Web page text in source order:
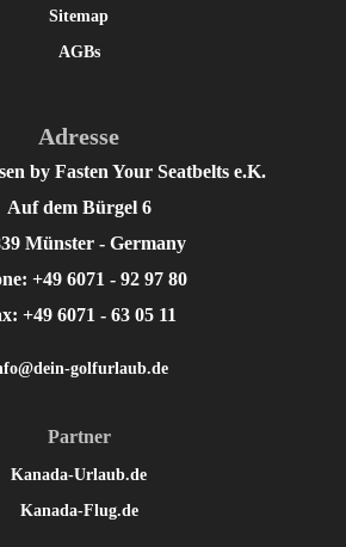
Sitemap
AGBs
Adresse
by Fasten Your Seatbelts e.K.
Auf dem Bürgel 6
Münster - Germany
+49 6071 - 92 97 80
+49 6071 - 63 05 11
golfurlaub.de
Partner
Kanada-Urlaub.de
Kanada-Flug.de